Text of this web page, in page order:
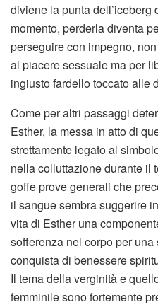
diviene la punta
momento, perderla diventa
perseguire con impegno,
al piacere sessuale ma per
ingiusto fardello toccato alle
Come per altri passaggi
Esther, la messa in atto di
strettamente legato al
nella colluttazione durante il
goffe prove generali che
il sangue sembra suggerire
vita di Esther una
sofferenza nel corpo per
conquista di benessere
Il tema della verginità e
femminile sono fortemente